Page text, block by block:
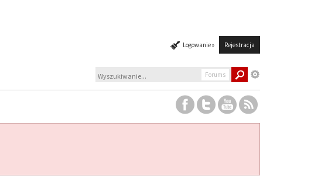
Logowanie » Rejestracja
Forums